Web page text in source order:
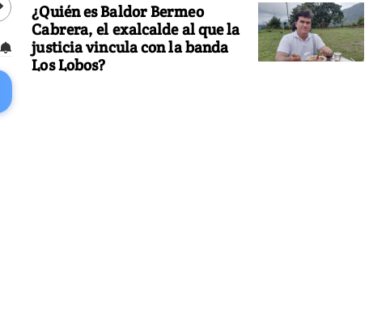
¿Quién es Baldor Bermeo
Cabrera, el exalcalde al que la
justicia vincula con la banda
Los Lobos?